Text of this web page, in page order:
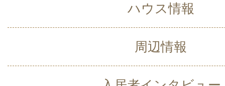
ハウス情報
周辺情報